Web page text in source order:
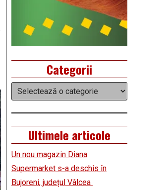
Categorii
Categorii
Ultimele articole
Un nou magazin Diana
Supermarket s-a deschis în
Bujoreni, județul Vâlcea